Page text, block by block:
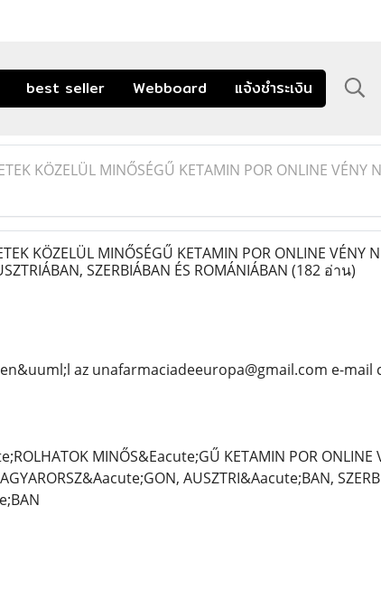
best seller Webboard แจ้งชำระเงิน
KÖZELÜL MINŐSÉGŰ KETAMIN POR ONLINE VÉNY
KÖZELÜL MINŐSÉGŰ KETAMIN POR ONLINE VÉNY
SZERBIÁBAN ÉS ROMÁNIÁBAN (182 อ่าน)
az unafarmaciadeeuropa@gmail.com e-mail
MINŐS&Eacute;GŰ KETAMIN POR
AUSZTRI&Aacute;BAN,